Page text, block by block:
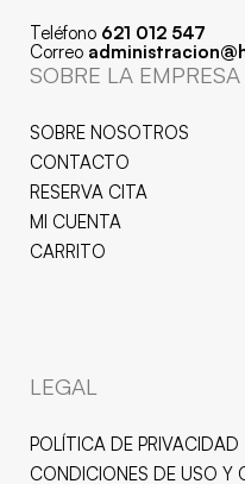
Teléfono 621 012 547
Correo
SOBRE LA EMPRESA
SOBRE NOSOTROS
CONTACTO
RESERVA CITA
MI CUENTA
CARRITO
LEGAL
POLÍTICA DE PRIVACIDAD
CONDICIONES DE USO Y